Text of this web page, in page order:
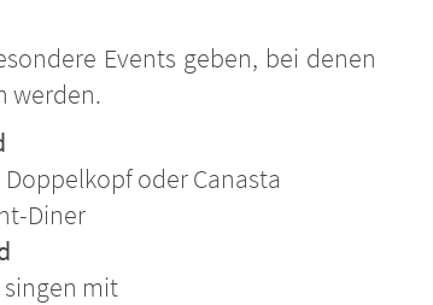
Events geben, bei denen
werden.
oder Canasta
Diner
mit